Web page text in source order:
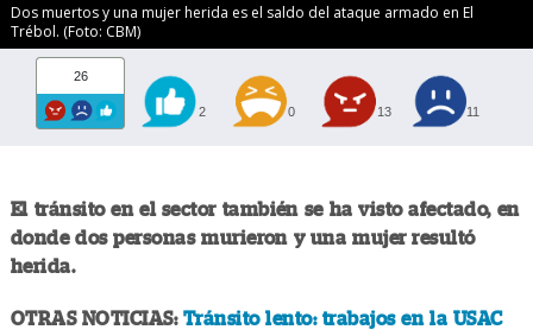
Dos muertos y una mujer herida es el saldo del ataque armado en El
Trébol. (Foto: CBM)
26
2 0 13 11
El tránsito en el sector también se ha visto afectado, en
donde dos personas murieron y una mujer resultó
herida.
OTRAS NOTICIAS: Tránsito lento: trabajos en la USAC